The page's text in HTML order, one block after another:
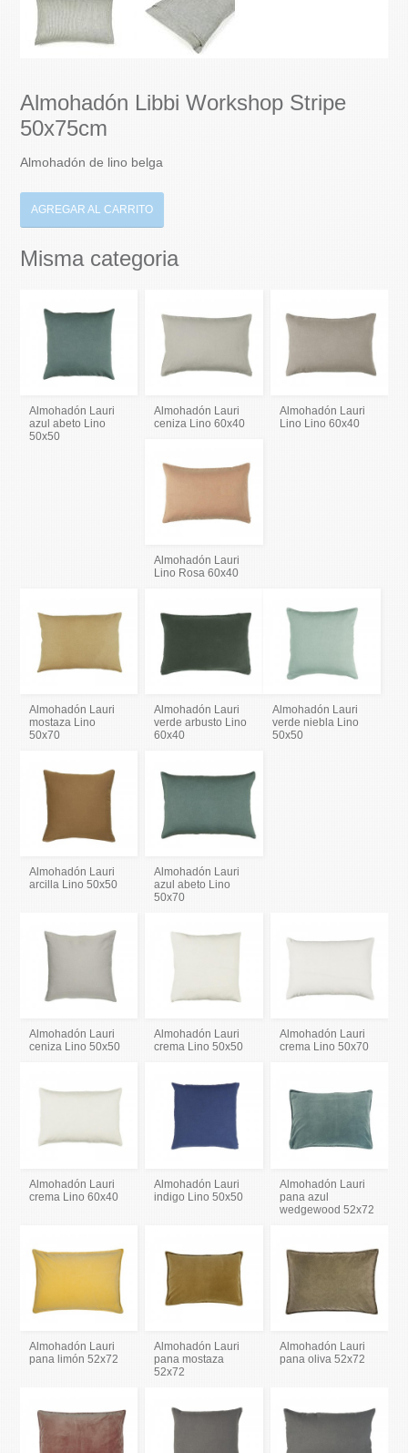
Almohadón Libbi Workshop Stripe
50x75cm
Almohadón de lino belga
AGREGAR AL CARRITO
Misma categoria
Almohadón Lauri
azul abeto Lino
50x50
Almohadón Lauri
ceniza Lino 60x40
Almohadón Lauri
Lino Lino 60x40
Almohadón Lauri
Lino Rosa 60x40
Almohadón Lauri
mostaza Lino
50x70
Almohadón Lauri
verde arbusto Lino
60x40
Almohadón Lauri
verde niebla Lino
50x50
Almohadón Lauri
arcilla Lino 50x50
Almohadón Lauri
azul abeto Lino
50x70
Almohadón Lauri
ceniza Lino 50x50
Almohadón Lauri
crema Lino 50x50
Almohadón Lauri
crema Lino 50x70
Almohadón Lauri
crema Lino 60x40
Almohadón Lauri
indigo Lino 50x50
Almohadón Lauri
pana azul
wedgewood 52x72
Almohadón Lauri
pana limón 52x72
Almohadón Lauri
pana mostaza
52x72
Almohadón Lauri
pana oliva 52x72